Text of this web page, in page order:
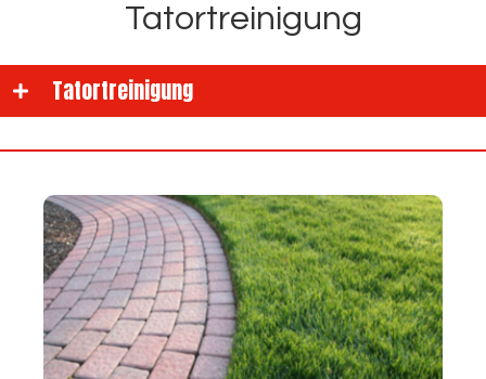
Tatortreinigung
Tatortreinigung